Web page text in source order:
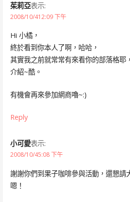
茱莉亞表示:
2008/10/412:09 下午
Hi 小橘，
終於看到你本人了啊，哈哈，
其實我之前就常常有來看你的部落格耶
介紹~酷。
有機會再來參加網商嚕~:)
Reply
小可愛表示:
2008/10/45:08 下午
謝謝你們到果子咖啡參與活動，還懇請
嗯！